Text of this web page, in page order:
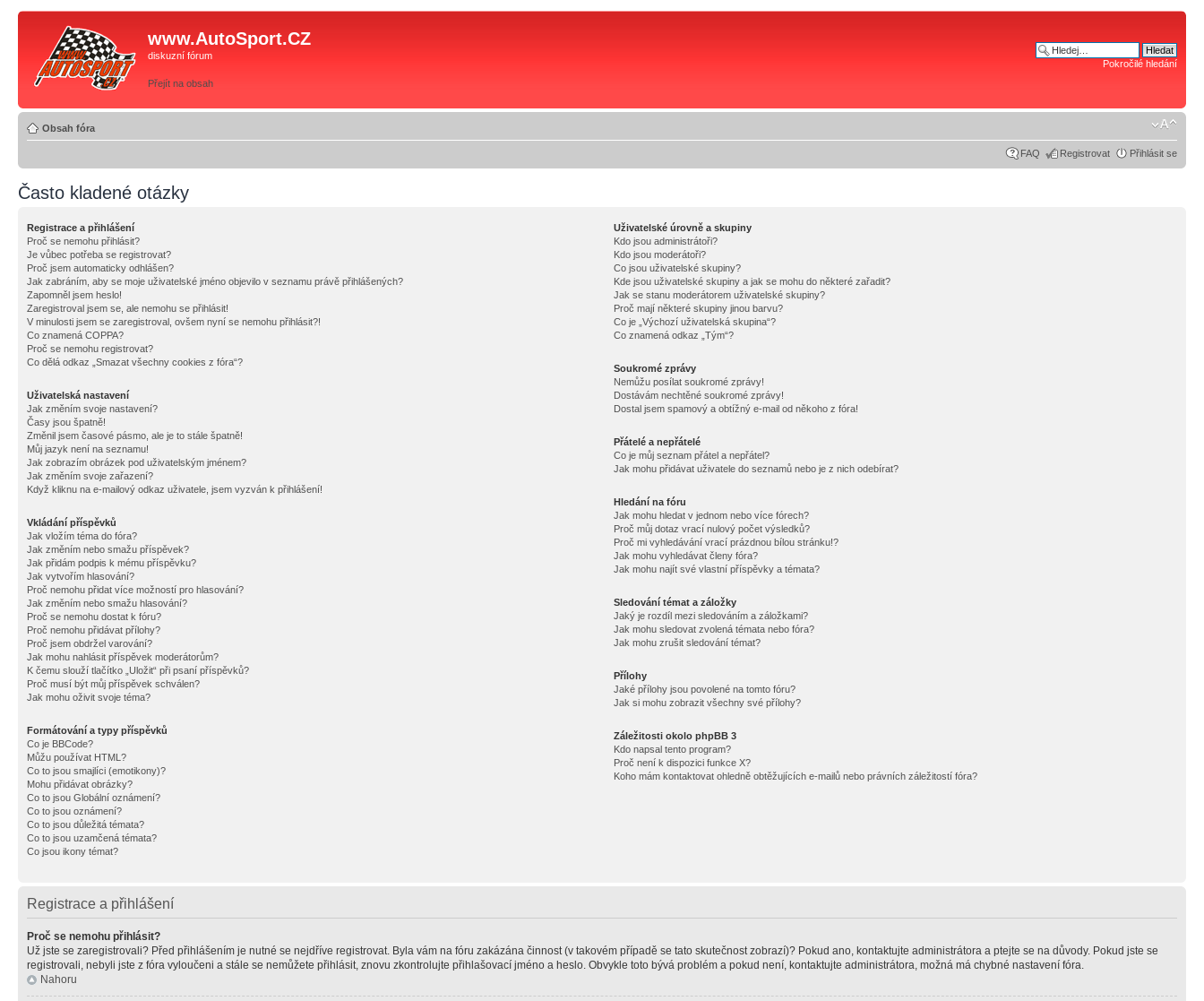
www.AutoSport.CZ
diskuzní fórum
Přejít na obsah
Pokročilé hledání
Obsah fóra
FAQ Registrovat Přihlásit se
Často kladené otázky
Registrace a přihlášení
Proč se nemohu přihlásit?
Je vůbec potřeba se registrovat?
Proč jsem automaticky odhlášen?
Jak zabráním, aby se moje uživatelské jméno objevilo v seznamu právě přihlášených?
Zapomněl jsem heslo!
Zaregistroval jsem se, ale nemohu se přihlásit!
V minulosti jsem se zaregistroval, ovšem nyní se nemohu přihlásit?!
Co znamená COPPA?
Proč se nemohu registrovat?
Co dělá odkaz „Smazat všechny cookies z fóra“?
Uživatelská nastavení
Jak změním svoje nastavení?
Časy jsou špatně!
Změnil jsem časové pásmo, ale je to stále špatně!
Můj jazyk není na seznamu!
Jak zobrazím obrázek pod uživatelským jménem?
Jak změním svoje zařazení?
Když kliknu na e-mailový odkaz uživatele, jsem vyzván k přihlášení!
Vkládání příspěvků
Jak vložím téma do fóra?
Jak změním nebo smažu příspěvek?
Jak přidám podpis k mému příspěvku?
Jak vytvořím hlasování?
Proč nemohu přidat více možností pro hlasování?
Jak změním nebo smažu hlasování?
Proč se nemohu dostat k fóru?
Proč nemohu přidávat přílohy?
Proč jsem obdržel varování?
Jak mohu nahlásit příspěvek moderátorům?
K čemu slouží tlačítko „Uložit“ při psaní příspěvků?
Proč musí být můj příspěvek schválen?
Jak mohu oživit svoje téma?
Formátování a typy příspěvků
Co je BBCode?
Můžu používat HTML?
Co to jsou smajlíci (emotikony)?
Mohu přidávat obrázky?
Co to jsou Globální oznámení?
Co to jsou oznámení?
Co to jsou důležitá témata?
Co to jsou uzamčená témata?
Co jsou ikony témat?
Uživatelské úrovně a skupiny
Kdo jsou administrátoři?
Kdo jsou moderátoři?
Co jsou uživatelské skupiny?
Kde jsou uživatelské skupiny a jak se mohu do některé zařadit?
Jak se stanu moderátorem uživatelské skupiny?
Proč mají některé skupiny jinou barvu?
Co je „Výchozí uživatelská skupina“?
Co znamená odkaz „Tým“?
Soukromé zprávy
Nemůžu posílat soukromé zprávy!
Dostávám nechtěné soukromé zprávy!
Dostal jsem spamový a obtížný e-mail od někoho z fóra!
Přátelé a nepřátelé
Co je můj seznam přátel a nepřátel?
Jak mohu přidávat uživatele do seznamů nebo je z nich odebírat?
Hledání na fóru
Jak mohu hledat v jednom nebo více fórech?
Proč můj dotaz vrací nulový počet výsledků?
Proč mi vyhledávání vrací prázdnou bílou stránku!?
Jak mohu vyhledávat členy fóra?
Jak mohu najít své vlastní příspěvky a témata?
Sledování témat a záložky
Jaký je rozdíl mezi sledováním a záložkami?
Jak mohu sledovat zvolená témata nebo fóra?
Jak mohu zrušit sledování témat?
Přílohy
Jaké přílohy jsou povolené na tomto fóru?
Jak si mohu zobrazit všechny své přílohy?
Záležitosti okolo phpBB 3
Kdo napsal tento program?
Proč není k dispozici funkce X?
Koho mám kontaktovat ohledně obtěžujících e-mailů nebo právních záležitostí fóra?
Registrace a přihlášení
Proč se nemohu přihlásit?
Už jste se zaregistrovali? Před přihlášením je nutné se nejdříve registrovat. Byla vám na fóru zakázána činnost (v takovém případě se tato skutečnost zobrazí)? Pokud ano, kontaktujte administrátora a ptejte se na důvody. Pokud jste se
registrovali, nebyli jste z fóra vyloučeni a stále se nemůžete přihlásit, znovu zkontrolujte přihlašovací jméno a heslo. Obvykle toto bývá problém a pokud není, kontaktujte administrátora, možná má chybné nastavení fóra.
Nahoru